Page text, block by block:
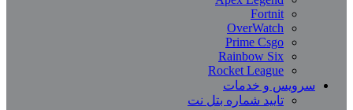
Fortnit
OverWatch
Prime Csgo
Rainbow Six
Rocket League
سرویس و خدمات
تایید شماره بتل نت